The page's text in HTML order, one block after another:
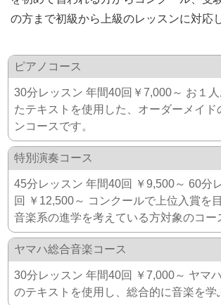
の方まで初級から上級のレッスンに対応
ピアノコース
30分レッスン 年間40回￥7,000～ お１
たテキストを使用した、オーダーメイド
ンコースです。
特別演奏コース
45分レッスン 年間40回 ￥9,500～ 60分
回 ￥12,500～ コンクールで上位入賞を
音楽系の進学を考えている方対象のコー
ヤマハ総合音楽コース
30分レッスン 年間40回 ￥7,000～ ヤマ
のテキストを使用し、総合的に音楽を学